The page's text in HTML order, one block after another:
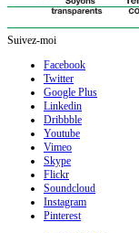
Suivez-moi
Facebook
Twitter
Google Plus
Linkedin
Dribbble
Youtube
Vimeo
Skype
Flickr
Soundcloud
Instagram
Pinterest